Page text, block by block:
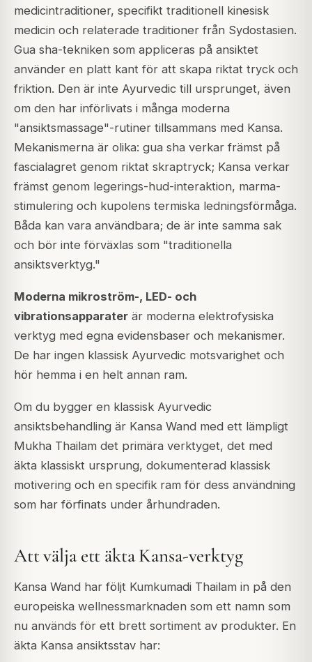
medicintraditioner, specifikt traditionell kinesisk
medicin och relaterade traditioner från Sydostasien.
Gua sha-tekniken som appliceras på ansiktet
använder en platt kant för att skapa riktat tryck och
friktion. Den är inte Ayurvedic till ursprunget, även
om den har införlivats i många moderna
"ansiktsmassage"-rutiner tillsammans med Kansa.
Mekanismerna är olika: gua sha verkar främst på
fascialagret genom riktat skraptryck; Kansa verkar
främst genom legerings-hud-interaktion, marma-
stimulering och kupolens termiska ledningsförmåga.
Båda kan vara användbara; de är inte samma sak
och bör inte förväxlas som "traditionella
ansiktsverktyg."
Moderna mikroström-, LED- och
vibrationsapparater är moderna elektrofysiska
verktyg med egna evidensbaser och mekanismer.
De har ingen klassisk Ayurvedic motsvarighet och
hör hemma i en helt annan ram.
Om du bygger en klassisk Ayurvedic
ansiktsbehandling är Kansa Wand med ett lämpligt
Mukha Thailam det primära verktyget, det med
äkta klassiskt ursprung, dokumenterad klassisk
motivering och en specifik ram för dess användning
som har förfinats under århundraden.
Att välja ett äkta Kansa-verktyg
Kansa Wand har följt Kumkumadi Thailam in på den
europeiska wellnessmarknaden som ett namn som
nu används för ett brett sortiment av produkter. En
äkta Kansa ansiktsstav har: